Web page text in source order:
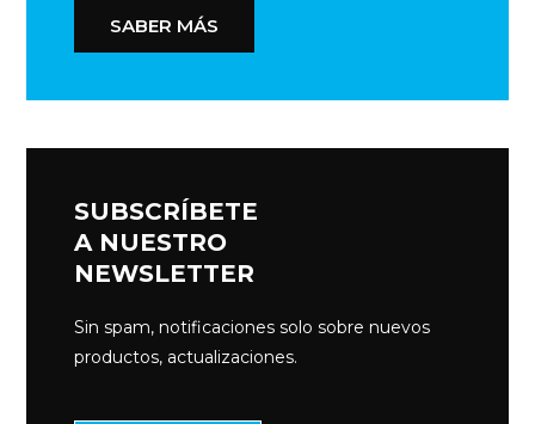
SABER MÁS
SUBSCRÍBETE
A NUESTRO
NEWSLETTER
Sin spam, notificaciones solo sobre nuevos
productos, actualizaciones.